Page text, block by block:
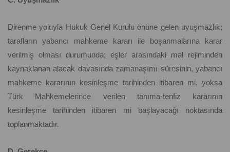
Direnme yoluyla Hukuk Genel Kurulu önüne gelen uyuşmazlık;
tarafların yabancı mahkeme kararı ile boşanmalarına karar
verilmiş olması durumunda; eşler arasındaki mal rejiminden
kaynaklanan alacak davasında zamanaşımı süresinin, yabancı
mahkeme kararının kesinleşme tarihinden itibaren mi, yoksa
Türk Mahkemelerince verilen tanıma-tenfiz kararının
kesinleşme tarihinden itibaren mi başlayacağı noktasında
toplanmaktadır.